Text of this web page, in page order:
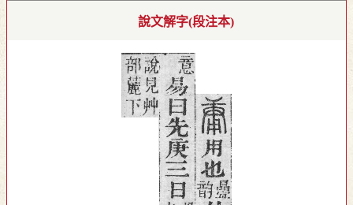
說文解字(段注本)